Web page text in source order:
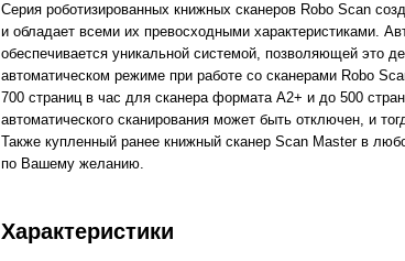
Серия роботизированных книжных сканеров Robo Scan
и обладает всеми их превосходными характеристиками.
обеспечивается уникальной системой, позволяющей это
автоматическом режиме при работе со сканерами Robo
700 страниц в час для сканера формата А2+ и до 500
автоматического сканирования может быть отключен, и
Также купленный ранее книжный сканер Scan Master в
по Вашему желанию.
Характеристики